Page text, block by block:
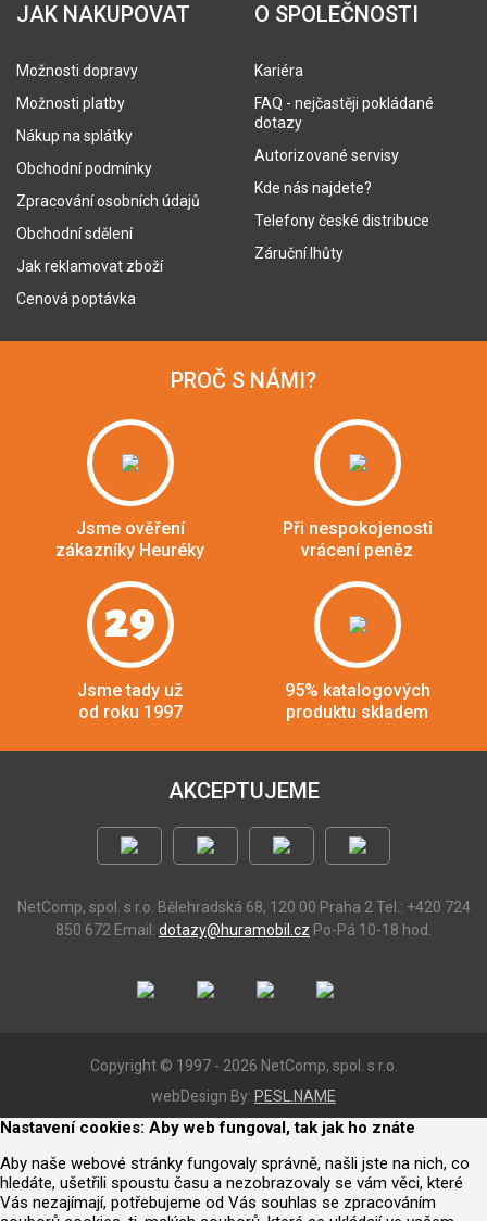
JAK NAKUPOVAT
Možnosti dopravy
Možnosti platby
Nákup na splátky
Obchodní podmínky
Zpracování osobních údajů
Obchodní sdělení
Jak reklamovat zboží
Cenová poptávka
O SPOLEČNOSTI
Kariéra
FAQ - nejčastěji pokládané
dotazy
Autorizované servisy
Kde nás najdete?
Telefony české distribuce
Záruční lhůty
PROČ S NÁMI?
Jsme ověření
zákazníky Heuréky
Při nespokojenosti
vrácení peněz
29
Jsme tady už
od roku 1997
95% katalogových
produktu skladem
AKCEPTUJEME
NetComp, spol. s r.o. Bělehradská 68, 120 00 Praha 2 Tel.: +420 724
850 672 Email: dotazy@huramobil.cz Po-Pá 10-18 hod.
Copyright © 1997 - 2026 NetComp, spol. s r.o.
webDesign By: PESL.NAME
Nastavení cookies: Aby web fungoval, tak jak ho znáte
Aby naše webové stránky fungovaly správně, našli jste na nich, co
hledáte, ušetřili spoustu času a nezobrazovaly se vám věci, které
Vás nezajímají, potřebujeme od Vás souhlas se zpracováním